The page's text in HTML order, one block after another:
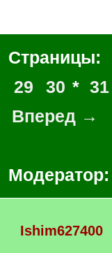
Страницы:
29
30 * 31
Вперед →
Модератор:
Ishim627400